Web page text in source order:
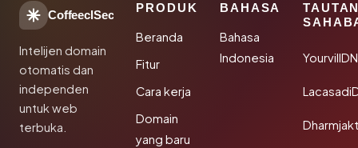
CoffeeclSec
Intelijen domain
otomatis dan
independen
untuk web
terbuka.
PRODUK
Beranda
Fitur
Cara kerja
Domain
yang baru
BAHASA
Bahasa
Indonesia